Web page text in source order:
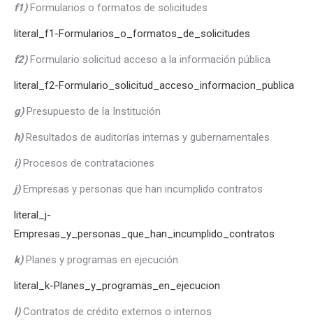
f1)Formularios o formatos de solicitudes
literal_f1-Formularios_o_formatos_de_solicitudes
f2)Formulario solicitud acceso a la información pública
literal_f2-Formulario_solicitud_acceso_informacion_publica
g) Presupuesto de la Institución
h)Resultados de auditorías internas y gubernamentales
i) Procesos de contrataciones
j) Empresas y personas que han incumplido contratos
literal_j-
Empresas_y_personas_que_han_incumplido_contratos
k) Planes y programas en ejecución
literal_k-Planes_y_programas_en_ejecucion
l) Contratos de crédito externos o internos